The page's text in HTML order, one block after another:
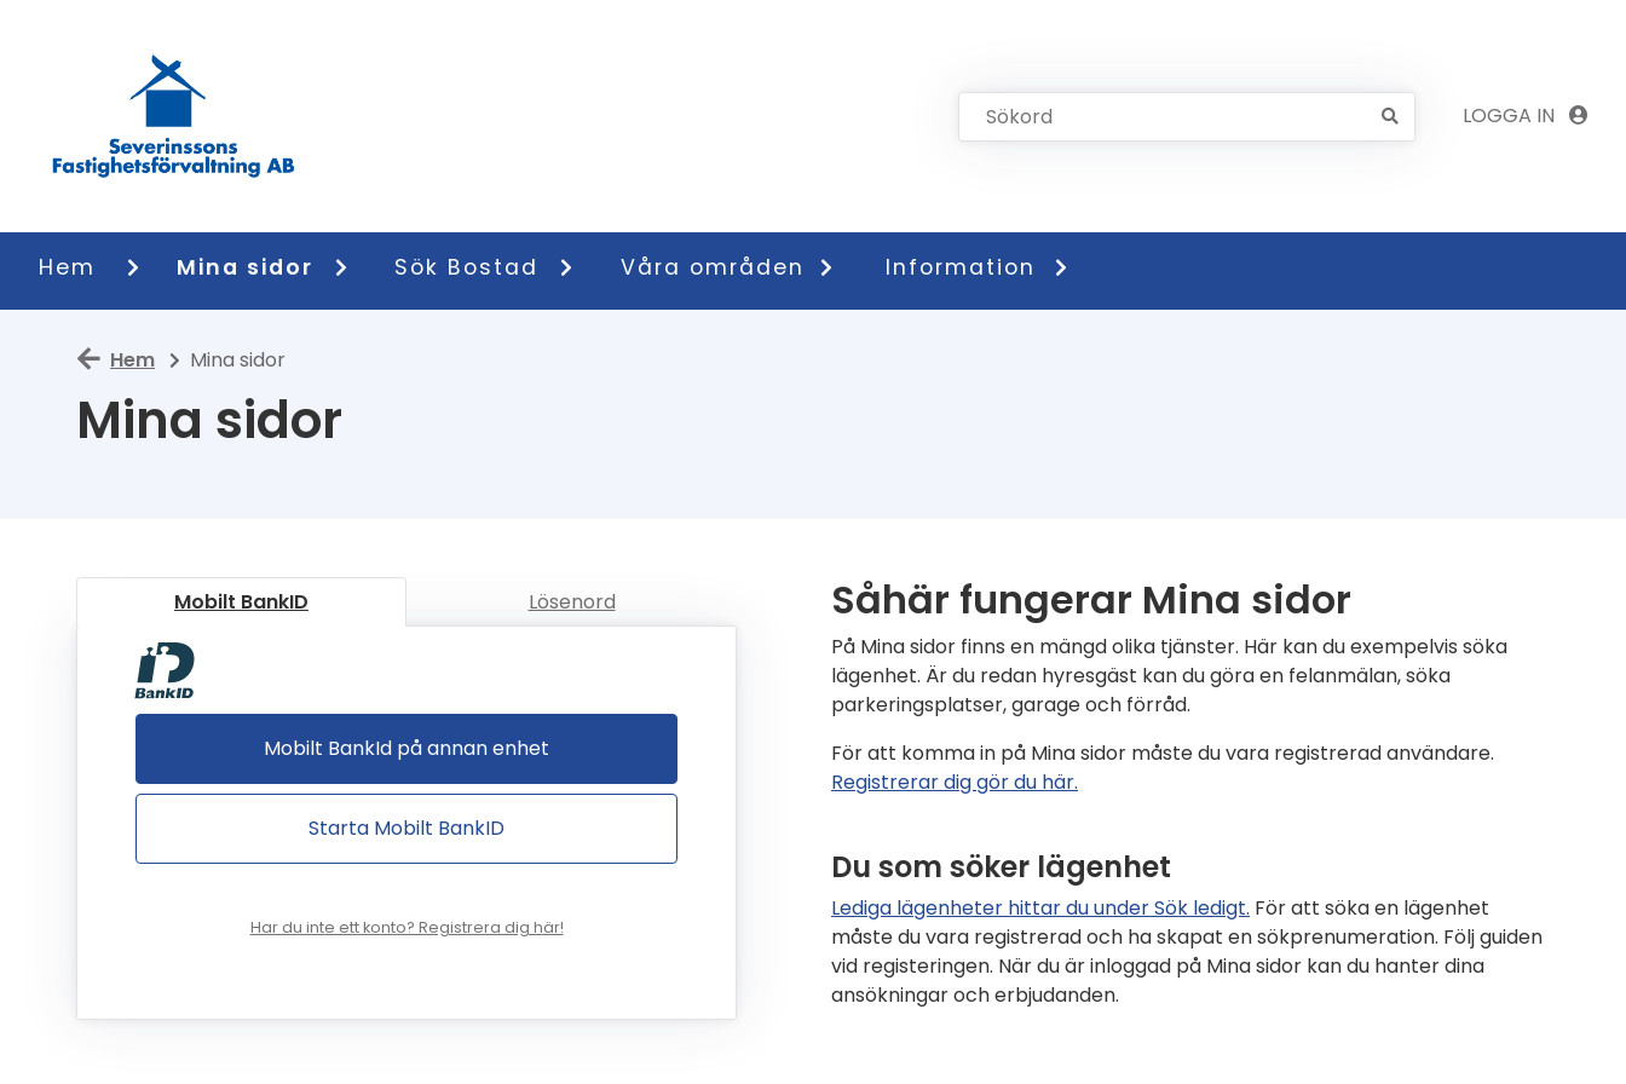
LOGGA IN
Hem Mina sidor Sök Bostad Våra områden Information
Hem Mina sidor
Mina sidor
Mobilt BankID Lösenord
Starta Mobilt BankID
Mobilt BankId på annan enhet
Har du inte ett konto? Registrera dig här!
Såhär fungerar Mina sidor
På Mina sidor finns en mängd olika tjänster. Här kan du exempelvis söka
lägenhet. Är du redan hyresgäst kan du göra en felanmälan, söka
parkeringsplatser, garage och förråd.
För att komma in på Mina sidor måste du vara registrerad användare.
Registrerar dig gör du här.
Du som söker lägenhet
Lediga lägenheter hittar du under Sök ledigt. För att söka en lägenhet
måste du vara registrerad och ha skapat en sökprenumeration. Följ guiden
vid registeringen. När du är inloggad på Mina sidor kan du hanter dina
ansökningar och erbjudanden.